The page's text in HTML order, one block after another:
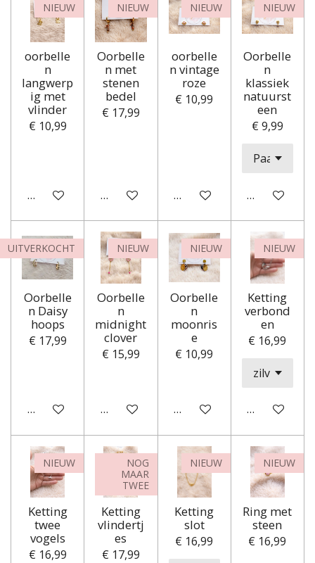
NIEUW
oorbelle
n
langwerp
ig met
vlinder
€ 10,99
In winkelwagen
NIEUW
Oorbelle
n met
stenen
bedel
€ 17,99
In winkelwagen
NIEUW
oorbelle
n vintage
roze
€ 10,99
In winkelwagen
NIEUW
Oorbelle
n
klassiek
natuurst
een
€ 9,99
In
UITVERKOCHT
Oorbelle
n Daisy
hoops
€ 17,99
Houd mij op de hoogte
NIEUW
Oorbelle
n
midnight
clover
€ 15,99
In winkelwagen
NIEUW
Oorbelle
n
moonris
e
€ 10,99
In winkelwagen
NIEUW
Ketting
verbond
en
€ 16,99
In
NIEUW
Ketting
twee
vogels
€ 16,99
NOG
MAAR
TWEE
Ketting
vlindertj
es
€ 17,99
NIEUW
Ketting
slot
€ 16,99
NIEUW
Ring met
steen
€ 16,99